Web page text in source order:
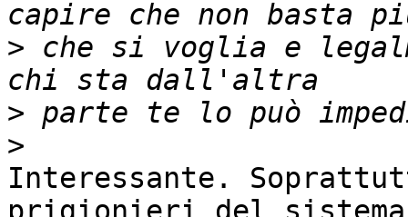
> che si voglia e
>
>
Interessante.